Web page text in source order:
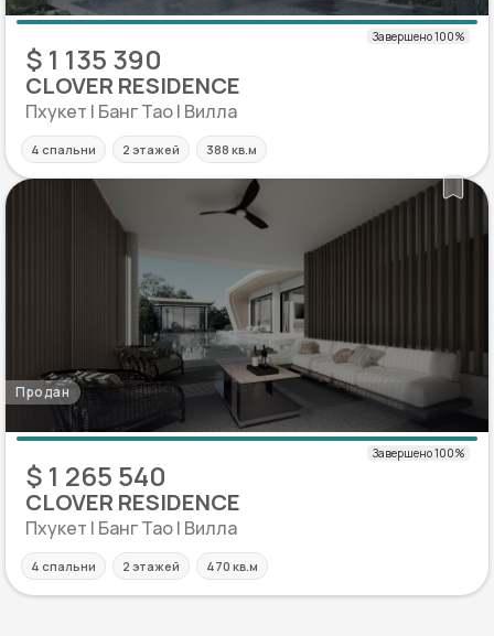
$ 1 135 390
CLOVER RESIDENCE
Пхукет | Банг Тао | Вилла
4 спальни 2 этажей 388 кв.м
Продан
$ 1 265 540
CLOVER RESIDENCE
Пхукет | Банг Тао | Вилла
4 спальни 2 этажей 470 кв.м